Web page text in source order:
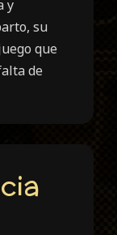
y
su
que
de